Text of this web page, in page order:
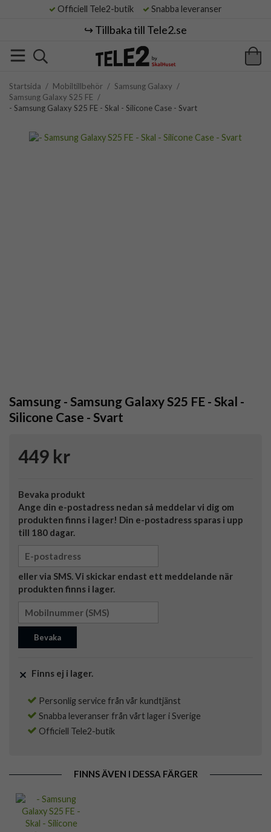
Officiell Tele2-butik Snabba leveranser
↪️ Tillbaka till Tele2.se
Startsida / Mobiltillbehör / Samsung Galaxy /
Samsung Galaxy S25 FE /
- Samsung Galaxy S25 FE - Skal - Silicone Case - Svart
Samsung - Samsung Galaxy S25 FE - Skal -
Silicone Case - Svart
449 kr
Bevaka produkt
Ange din e-postadress nedan så meddelar vi dig om
produkten finns i lager! Din e-postadress sparas i upp
till 180 dagar.
eller via SMS. Vi skickar endast ett meddelande när
produkten finns i lager.
Bevaka
Finns ej i lager.
Personlig service från vår kundtjänst
Snabba leveranser från vårt lager i Sverige
Officiell Tele2-butik
FINNS ÄVEN I DESSA FÄRGER